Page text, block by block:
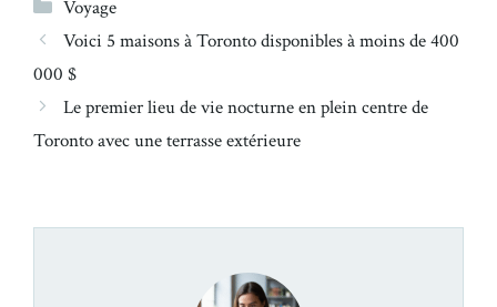
Voyage
Voici 5 maisons à Toronto disponibles à moins de 400
000 $
Le premier lieu de vie nocturne en plein centre de
Toronto avec une terrasse extérieure